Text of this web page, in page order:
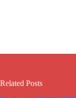
Related Posts